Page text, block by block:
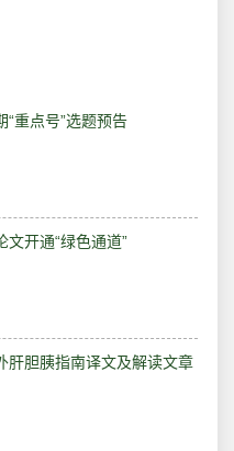
“重点号”选题预告
文开通“绿色通道”
肝胆胰指南译文及解读文章